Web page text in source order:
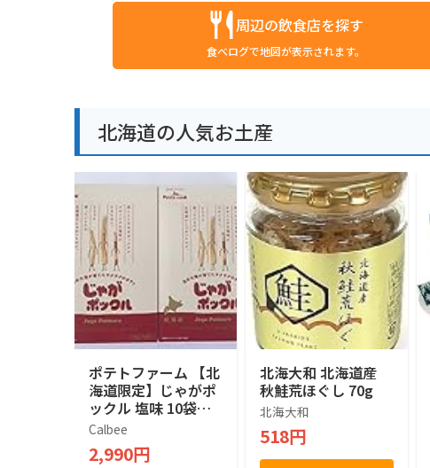
周辺の飲食店を探す
食べログで地図が表示されます。
北海道の人気お土産
ポテトファーム 【北
海道限定】じゃがポ
ックル 塩味 10袋入
×２箱
Calbee
2,990円
北海大和 北海道産
秋鮭荒ほぐし 70g
北海大和
518円